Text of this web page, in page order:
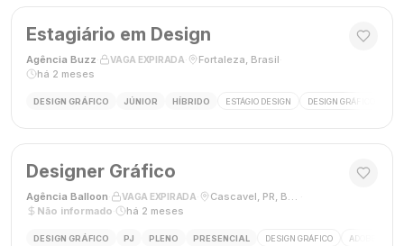
Estagiário em Design
Agência Buzz VAGA EXPIRADA Fortaleza, Brasil
há 2 meses
DESIGN GRÁFICO JÚNIOR HÍBRIDO ESTÁGIO DESIGN DESIGN GRÁFICO
Designer Gráfico
Agência Balloon VAGA EXPIRADA Cascavel, PR, Brasil
Não informado
há 2 meses
DESIGN GRÁFICO PJ PLENO PRESENCIAL DESIGN GRÁFICO ADOBE